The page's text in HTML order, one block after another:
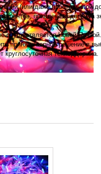
(или даже просто жилой
привлечете детей, а
осуществляется Новой Почтой.
принять верное решение в
круглосуточная техподдержка.